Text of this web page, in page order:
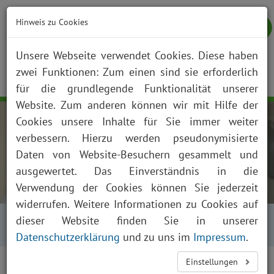
NOTFALL KONTAKT ANFAHRT JOBS SUCHE
Startseite Über uns
Aktuelles
Presse und News
Aktuelles Detailansicht
Hinweis zu Cookies
Unsere Webseite verwendet Cookies. Diese haben
zwei Funktionen: Zum einen sind sie erforderlich
für die grundlegende Funktionalität unserer
Website. Zum anderen können wir mit Hilfe der
Cookies unsere Inhalte für Sie immer weiter
verbessern. Hierzu werden pseudonymisierte
Daten von Website-Besuchern gesammelt und
ausgewertet. Das Einverständnis in die
Verwendung der Cookies können Sie jederzeit
widerrufen. Weitere Informationen zu Cookies auf
dieser Website finden Sie in unserer
Datenschutzerklärung und zu uns im Impressum.
Einstellungen